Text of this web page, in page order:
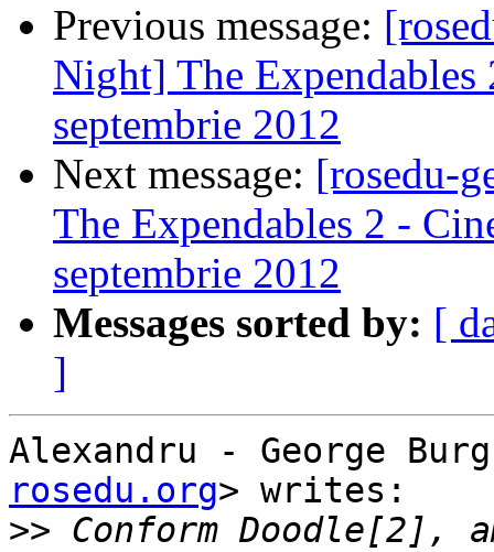
Previous message:
Night] The
septembrie 2012
Next message: [rosedu-
The Expendables 2 -
septembrie 2012
Messages sorted by: [
]
Alexandru - George
rosedu.org> writes:
>> Conform Doodle[2],